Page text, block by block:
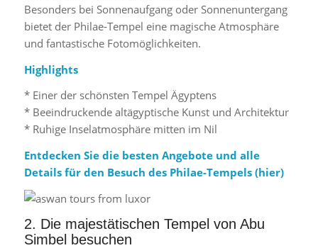
Besonders bei Sonnenaufgang oder Sonnenuntergang
bietet der Philae-Tempel eine magische Atmosphäre
und fantastische Fotomöglichkeiten.
Highlights
* Einer der schönsten Tempel Ägyptens
* Beeindruckende altägyptische Kunst und Architektur
* Ruhige Inselatmosphäre mitten im Nil
Entdecken Sie die besten Angebote und alle
Details für den Besuch des Philae-Tempels (hier)
2. Die majestätischen Tempel von Abu
Simbel besuchen